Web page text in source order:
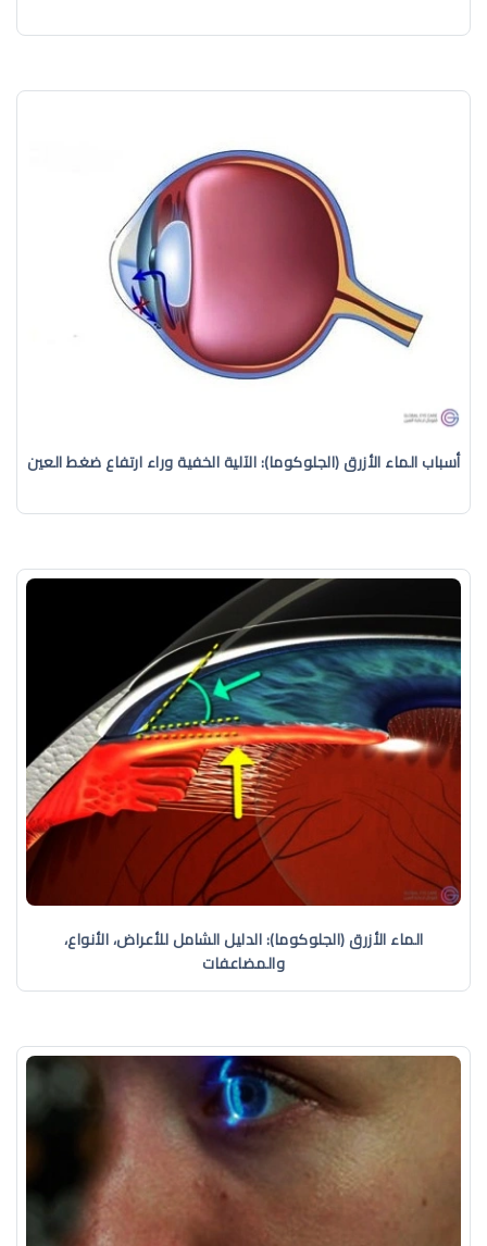
أسباب الماء الأزرق (الجلوكوما): الآلية الخفية وراء ارتفاع ضغط العين
الماء الأزرق (الجلوكوما): الدليل الشامل للأعراض، الأنواع،
والمضاعفات